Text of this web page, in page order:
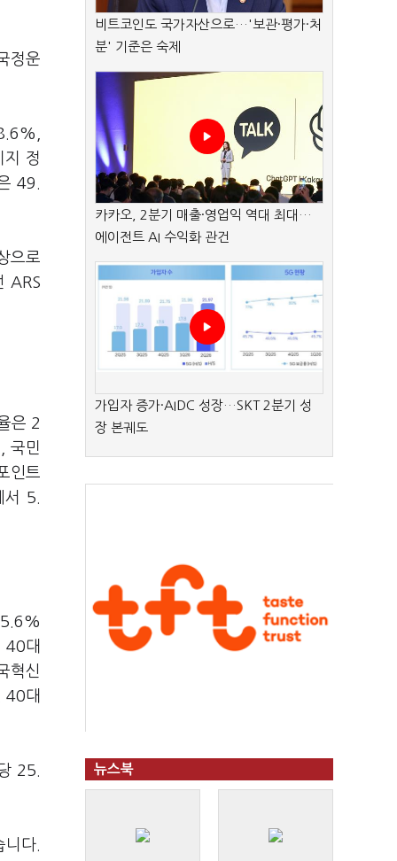
정운
정
49.
으로
ARS
은 2
국민
인트
5.
40대
혁신
40대
25.
다.
비트코인도 국가자산으로…'보관·평가·처
분' 기준은 숙제
카카오, 2분기 매출·영업익 역대 최대…
에이전트 AI 수익화 관건
가입자 증가·AIDC 성장…SKT 2분기 성
장 본궤도
뉴스북